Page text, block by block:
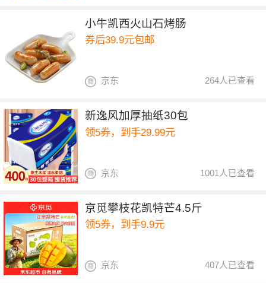
小牛凯西火山石烤肠
券后39.9元包邮
264人已查看
京东
新逸风加厚抽纸30包
领5券，到手29.99元
1001人已查看
京东
京觅攀枝花凯特芒4.5斤
领5券，到手9.9元
407人已查看
京东